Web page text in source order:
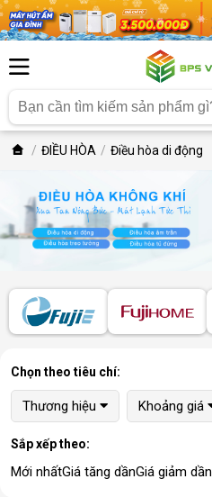
ĐIỀU HÒA Điều hòa di động
Chọn theo tiêu chí:
Thương hiệu Khoảng giá
Sắp xếp theo:
Mới nhấtGiá tăng dầnGiá giảm dần